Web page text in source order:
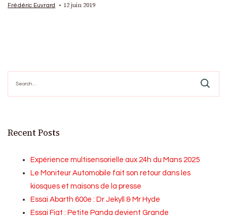
Frédéric Euvrard 12 juin 2019
for:
Recent Posts
Expérience multisensorielle aux 24h du Mans 2025
Le Moniteur Automobile fait son retour dans les
kiosques et maisons de la presse
Essai Abarth 600e : Dr Jekyll & Mr Hyde
Essai Fiat : Petite Panda devient Grande